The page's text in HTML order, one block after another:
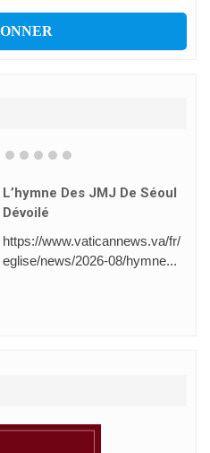
L’hymne Des JMJ De Séoul
Dévoilé
https://www.vaticannews.va/fr/
eglise/news/2026-08/hymne...